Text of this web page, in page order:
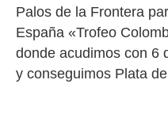
Palos de la Frontera
España «Trofeo
donde acudimos con 6
y conseguimos Plata